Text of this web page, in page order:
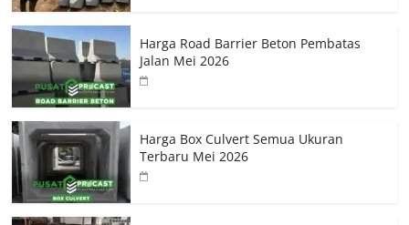
Harga Road Barrier Beton Pembatas
Jalan Mei 2026
Harga Box Culvert Semua Ukuran
Terbaru Mei 2026